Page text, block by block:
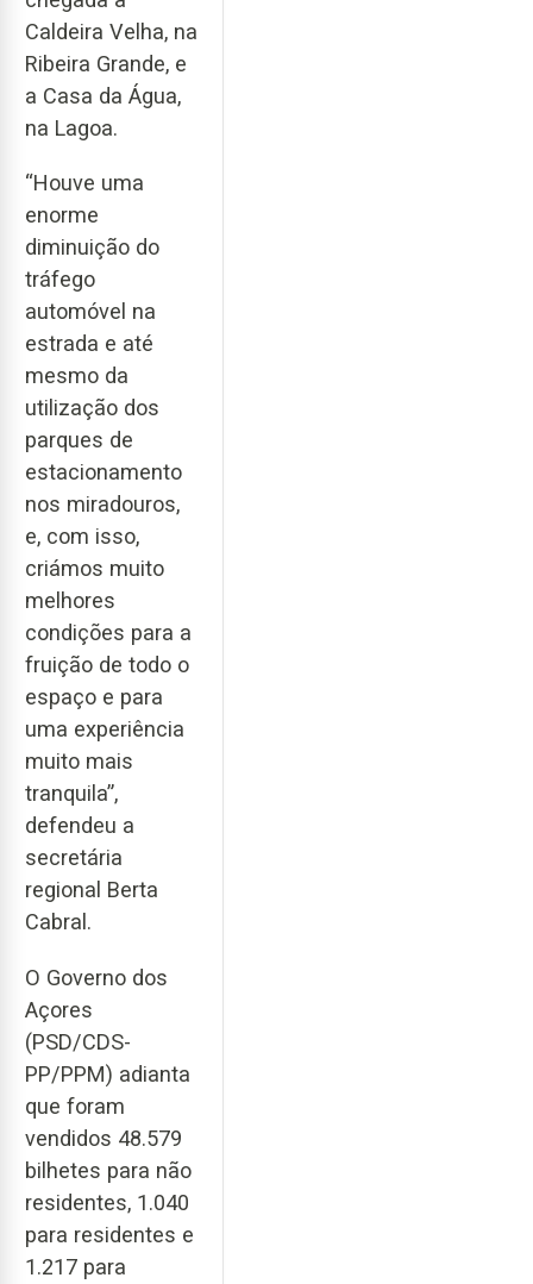
Caldeira Velha, na
Ribeira Grande, e
a Casa da Água,
na Lagoa.
“Houve uma
enorme
diminuição do
tráfego
automóvel na
estrada e até
mesmo da
utilização dos
parques de
estacionamento
nos miradouros,
e, com isso,
criámos muito
melhores
condições para a
fruição de todo o
espaço e para
uma experiência
muito mais
tranquila”,
defendeu a
secretária
regional Berta
Cabral.
O Governo dos
Açores
(PSD/CDS-
PP/PPM) adianta
que foram
vendidos 48.579
bilhetes para não
residentes, 1.040
para residentes e
1.217 para